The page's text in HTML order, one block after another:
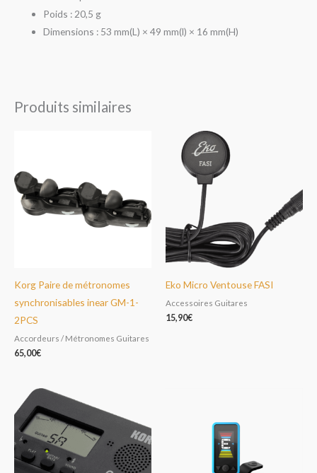
Poids : 20,5 g
Dimensions : 53 mm(L) × 49 mm(l) × 16 mm(H)
Produits similaires
Korg Paire de métronomes
synchronisables inear GM-1-
2PCS
Accordeurs / Métronomes Guitares
65,00€
Eko Micro Ventouse FASI
Accessoires Guitares
15,90€